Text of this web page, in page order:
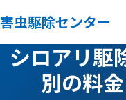
害虫駆除センター
シロアリ駆
別の料